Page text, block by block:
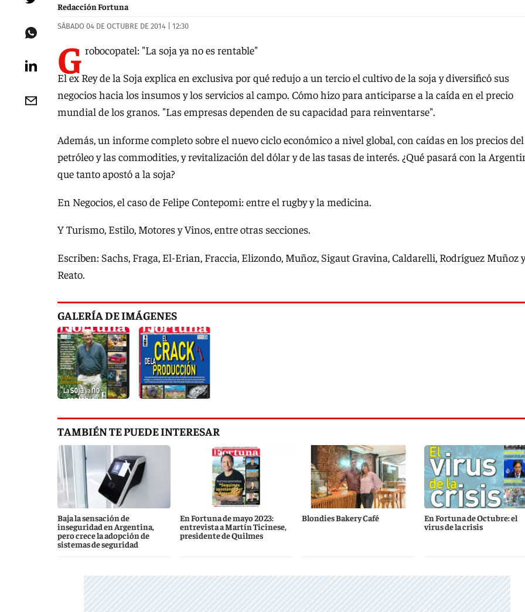
Redacción Fortuna
SÁBADO 04 DE OCTUBRE DE 2014 | 12:30
G robocopatel: "La soja ya no es rentable"
El ex Rey de la Soja explica en exclusiva por qué redujo a un tercio el cultivo de la soja y diversificó sus
negocios hacia los insumos y los servicios al campo. Cómo hizo para anticiparse a la caída en el precio
mundial de los granos. "Las empresas dependen de su capacidad para reinventarse".
Además, un informe completo sobre el nuevo ciclo económico a nivel global, con caídas en los precios del
petróleo y las commodities, y revitalización del dólar y de las tasas de interés. ¿Qué pasará con la
que tanto apostó a la soja?
En Negocios, el caso de Felipe Contepomi: entre el rugby y la medicina.
Y Turismo, Estilo, Motores y Vinos, entre otras secciones.
Escriben: Sachs, Fraga, El-Erian, Fraccia, Elizondo, Muñoz, Sigaut Gravina, Caldarelli, Rodríguez Muñoz y
Reato.
GALERÍA DE IMÁGENES
TAMBIÉN TE PUEDE INTERESAR
Baja la sensación de
inseguridad en Argentina,
pero crece la adopción de
sistemas de seguridad
En Fortuna de mayo 2023:
entrevista a Martín Ticinese,
presidente de Quilmes
Blondies Bakery Café
En Fortuna de Octubre: el
virus de la crisis